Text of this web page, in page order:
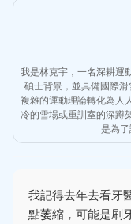
我是林克宇，一名深耕運
碩士背景，並具備國際
複雜的運動理論轉化為人
冷的雪場或重訓室的深蹲
是為了
我記得去年去看牙
點萎縮，可能是刷